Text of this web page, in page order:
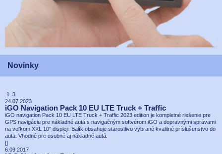
Novinky
1 3
24.07.2023
iGO Navigation Pack 10 EU LTE Truck + Traffic
iGO navigation Pack 10 EU LTE Truck + Traffic 2023 edition je kompletné riešenie pre
GPS navigáciu pre nákladné autá s navigačným softvérom iGO a dopravnými správami
na veľkom XXL 10" displeji. Balík obsahuje starostlivo vybrané kvalitné príslušenstvo do
auta. Vhodné pre osobné aj nákladné autá.
[]
6.09.2017